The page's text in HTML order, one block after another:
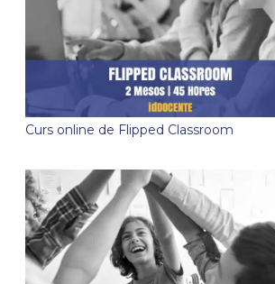
Curs online de Flipped Classroom